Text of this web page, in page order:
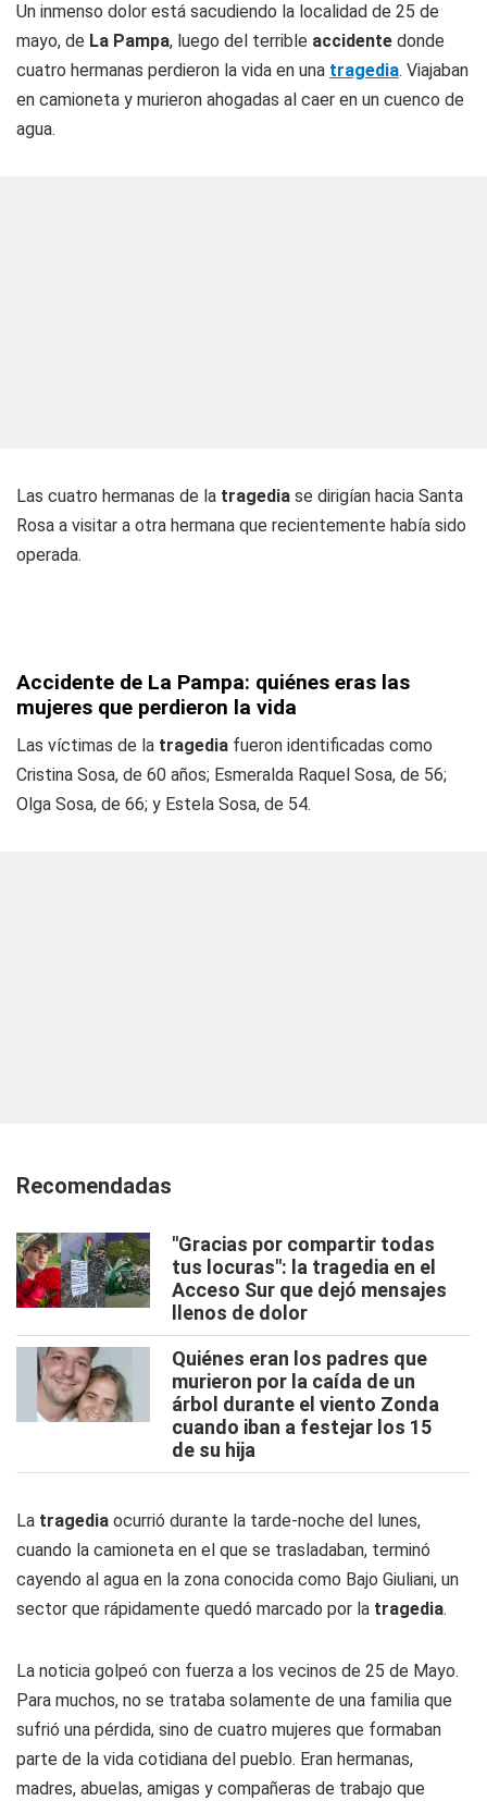
Un inmenso dolor está sacudiendo la localidad de 25 de
mayo, de La Pampa, luego del terrible accidente donde
cuatro hermanas perdieron la vida en una tragedia. Viajaban
en camioneta y murieron ahogadas al caer en un cuenco de
agua.
Las cuatro hermanas de la tragedia se dirigían hacia Santa
Rosa a visitar a otra hermana que recientemente había sido
operada.
Accidente de La Pampa: quiénes eras las
mujeres que perdieron la vida
Las víctimas de la tragedia fueron identificadas como
Cristina Sosa, de 60 años; Esmeralda Raquel Sosa, de 56;
Olga Sosa, de 66; y Estela Sosa, de 54.
Recomendadas
"Gracias por compartir todas
tus locuras": la tragedia en el
Acceso Sur que dejó mensajes
llenos de dolor
Quiénes eran los padres que
murieron por la caída de un
árbol durante el viento Zonda
cuando iban a festejar los 15
de su hija
La tragedia ocurrió durante la tarde-noche del lunes,
cuando la camioneta en el que se trasladaban, terminó
cayendo al agua en la zona conocida como Bajo Giuliani, un
sector que rápidamente quedó marcado por la tragedia.
La noticia golpeó con fuerza a los vecinos de 25 de Mayo.
Para muchos, no se trataba solamente de una familia que
sufrió una pérdida, sino de cuatro mujeres que formaban
parte de la vida cotidiana del pueblo. Eran hermanas,
madres, abuelas, amigas y compañeras de trabajo que